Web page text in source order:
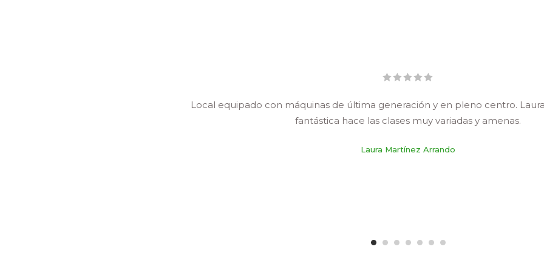
Local equipado con máquinas de última generación y en pleno centro.
fantástica hace las clases muy variadas y amenas.
Laura Martínez Arrando